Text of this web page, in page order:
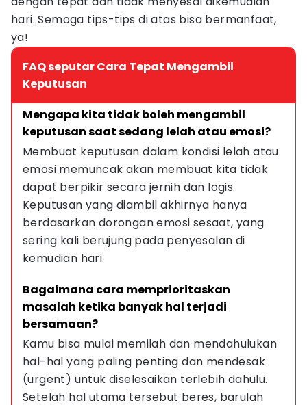
hari. Semoga tips-tips di atas bisa bermanfaat,
ya!
FAQ seputar Cara Tepat Mengambil
Keputusan
Mengapa kita tidak boleh mengambil
keputusan saat sedang lelah atau emosi?
Membuat keputusan dalam kondisi lelah atau
emosi memuncak akan membuat kita tidak
dapat berpikir secara jernih dan logis.
Keputusan yang diambil akhirnya hanya
berdasarkan dorongan emosi sesaat, yang
sering kali berujung pada penyesalan di
kemudian hari.
Bagaimana cara memprioritaskan
masalah ketika banyak hal terjadi
bersamaan?
Kamu bisa mulai memilah dan mendahulukan
hal-hal yang paling penting dan mendesak
(urgent) untuk diselesaikan terlebih dahulu.
Setelah hal utama tersebut beres, barulah